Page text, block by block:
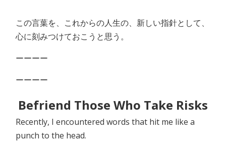
この言葉を、これからの人生の、新しい指針として、
心に刻みつけておこうと思う。
ーーーー
ーーーー
Befriend Those Who Take Risks
Recently, I encountered words that hit me like a
punch to the head.